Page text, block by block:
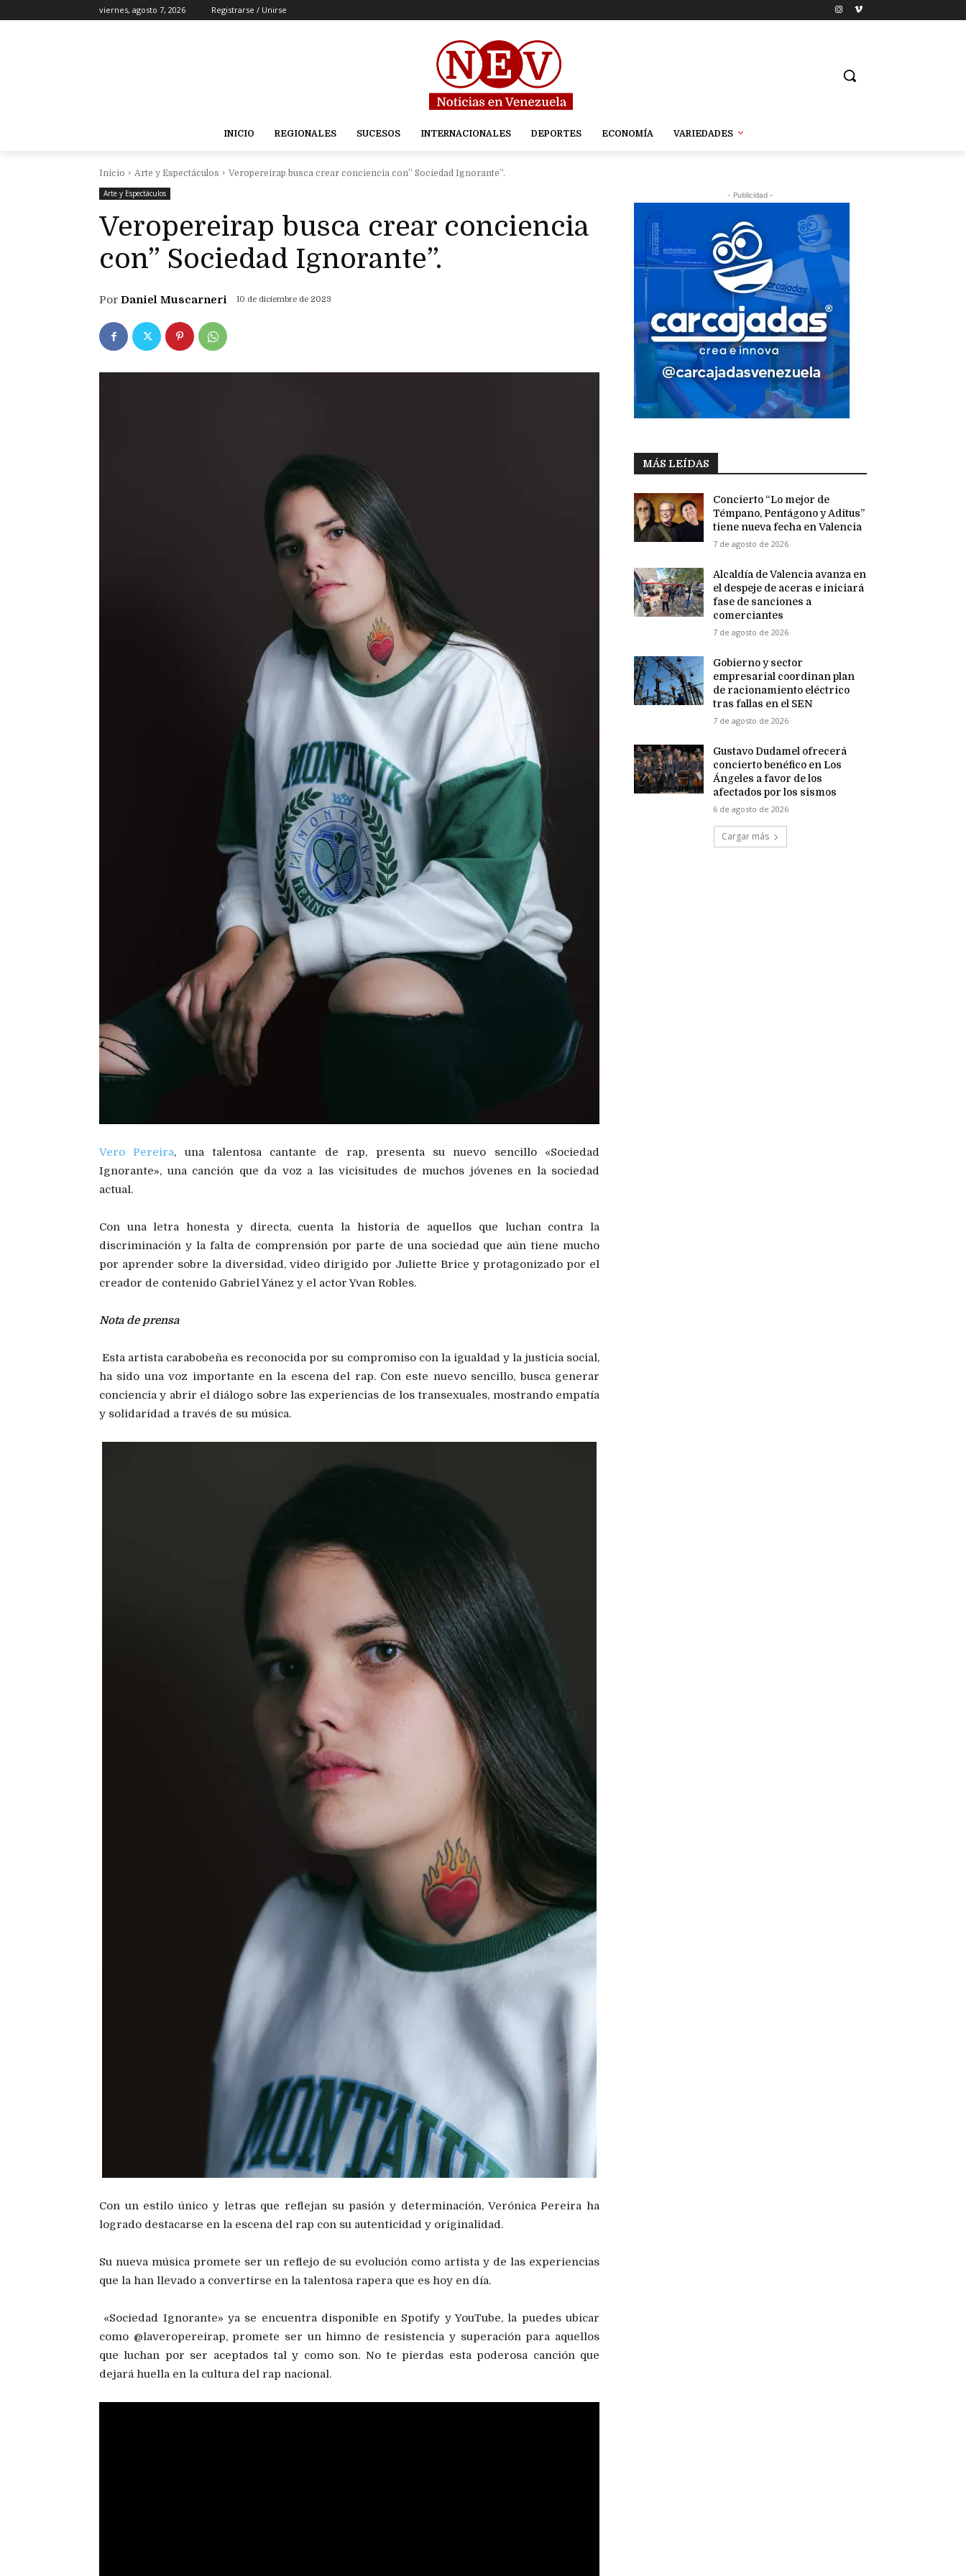
viernes, agosto 7, 2026 Registrarse / Unirse
INICIO REGIONALES SUCESOS INTERNACIONALES DEPORTES ECONOMÍA VARIEDADES
Inicio Arte y Espectáculos
Veropereirap busca crear conciencia con” Sociedad Ignorante”.
Arte y Espectáculos
Veropereirap busca crear conciencia
con” Sociedad Ignorante”.
Por Daniel Muscarneri 10 de diciembre de 2023
Vero Pereira, una talentosa cantante de rap, presenta su nuevo sencillo «Sociedad
Ignorante», una canción que da voz a las vicisitudes de muchos jóvenes en la sociedad
actual.
Con una letra honesta y directa, cuenta la historia de aquellos que luchan contra la
discriminación y la falta de comprensión por parte de una sociedad que aún tiene mucho
por aprender sobre la diversidad, video dirigido por Juliette Brice y protagonizado por el
creador de contenido Gabriel Yánez y el actor Yvan Robles.
Nota de prensa
Esta artista carabobeña es reconocida por su compromiso con la igualdad y la justicia social,
ha sido una voz importante en la escena del rap. Con este nuevo sencillo, busca generar
conciencia y abrir el diálogo sobre las experiencias de los transexuales, mostrando empatía
y solidaridad a través de su música.
Con un estilo único y letras que reflejan su pasión y determinación, Verónica Pereira ha
logrado destacarse en la escena del rap con su autenticidad y originalidad.
Su nueva música promete ser un reflejo de su evolución como artista y de las experiencias
que la han llevado a convertirse en la talentosa rapera que es hoy en día.
«Sociedad Ignorante» ya se encuentra disponible en Spotify y YouTube, la puedes ubicar
como @laveropereirap, promete ser un himno de resistencia y superación para aquellos
que luchan por ser aceptados tal y como son. No te pierdas esta poderosa canción que
dejará huella en la cultura del rap nacional.
- Publicidad -
MÁS LEÍDAS
Concierto “Lo mejor de
Témpano, Pentágono y Aditus”
tiene nueva fecha en Valencia
7 de agosto de 2026
Alcaldía de Valencia avanza en
el despeje de aceras e iniciará
fase de sanciones a
comerciantes
7 de agosto de 2026
Gobierno y sector
empresarial coordinan plan
de racionamiento eléctrico
tras fallas en el SEN
7 de agosto de 2026
Gustavo Dudamel ofrecerá
concierto benéfico en Los
Ángeles a favor de los
afectados por los sismos
6 de agosto de 2026
Cargar más